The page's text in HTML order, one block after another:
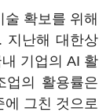
확보를 위해
지난해 대한상
기업의 AI 활
업의 활용률은
에 그친 것으로